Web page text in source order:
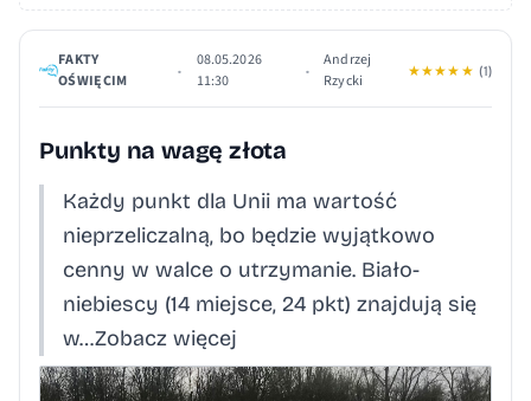
FAKTY
OŚWIĘCIM
•
08.05.2026
11:30
•
Andrzej
Rzycki
★★★★ ★ (1)
Punkty na wagę złota
Każdy punkt dla Unii ma wartość
nieprzeliczalną, bo będzie wyjątkowo
cenny w walce o utrzymanie. Biało-
niebiescy (14 miejsce, 24 pkt) znajdują się
w…Zobacz więcej